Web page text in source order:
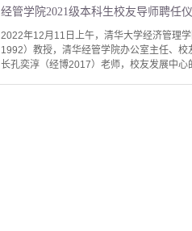
经管学院2021级本科生校友导师聘任
2022年12月11日上午，清华大学经济管理
1992）教授，清华经管学院办公室主任、
长孔奕淳（经博2017）老师，校友发展中